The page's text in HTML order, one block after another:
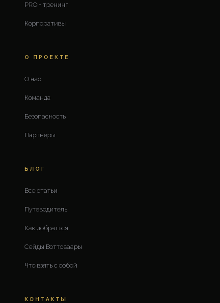
PRO + тренинг
Корпоративы
О ПРОЕКТЕ
О нас
Команда
Безопасность
Партнёры
БЛОГ
Все статьи
Путеводитель
Как добраться
Сейды Воттоваары
Что взять с собой
КОНТАКТЫ